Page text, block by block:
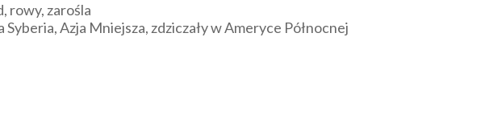
rowy, zarośla
Azja Mniejsza, zdziczały w Ameryce Północnej